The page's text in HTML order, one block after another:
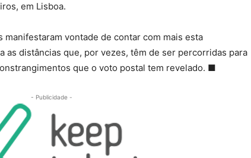
em Lisboa.
vontade de contar com mais esta
as distâncias que, por vezes, têm de ser percorridas para
que o voto postal tem revelado. ■
- Publicidade -